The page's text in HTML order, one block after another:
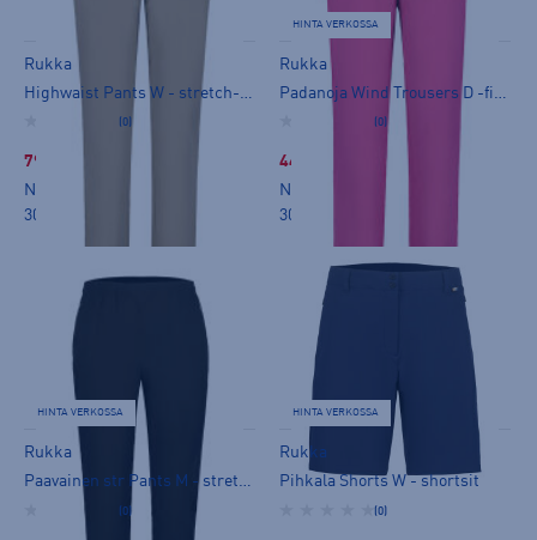
Rukka
(0)
79,99 €
Norm. hinta:
30pv alin hinta: 79,99€
HINTA VERKOSSA
Rukka
(0)
44,99 €
Norm. hinta:
30pv alin hinta: 59,99€
HINTA VERKOSSA
Rukka
Paavainen str Pants M - stretch-housut
(0)
HINTA VERKOSSA
Rukka
Pihkala Shorts W - shortsit
(0)